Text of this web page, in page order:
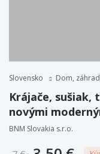
Slovensko Dom,
Krájače, sušiak,
novými
BNM Slovakia s.r.o.